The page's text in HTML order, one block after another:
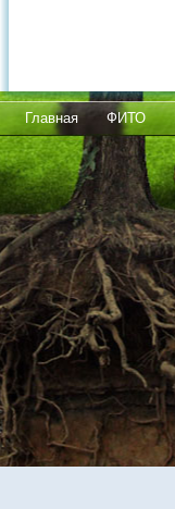
Главная ФИТО